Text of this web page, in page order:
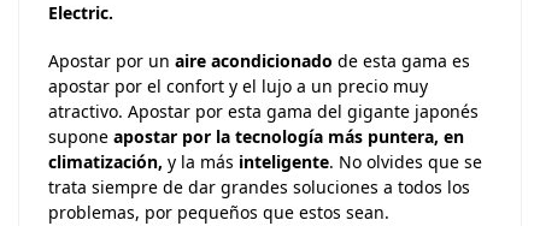
Electric.
Apostar por un aire acondicionado de esta gama es
apostar por el confort y el lujo a un precio muy
atractivo. Apostar por esta gama del gigante japonés
supone apostar por la tecnología más puntera, en
climatización, y la más inteligente. No olvides que se
trata siempre de dar grandes soluciones a todos los
problemas, por pequeños que estos sean.